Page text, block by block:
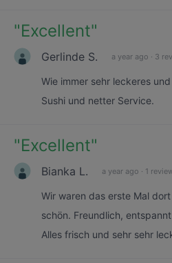
"Excellent"
Gerlinde S. a year ago · 3
Wie immer sehr leckeres
Sushi und netter Service.
"Excellent"
Bianka L. a year ago · 1
Wir waren das erste Mal
schön. Freundlich,
Alles frisch und sehr sehr